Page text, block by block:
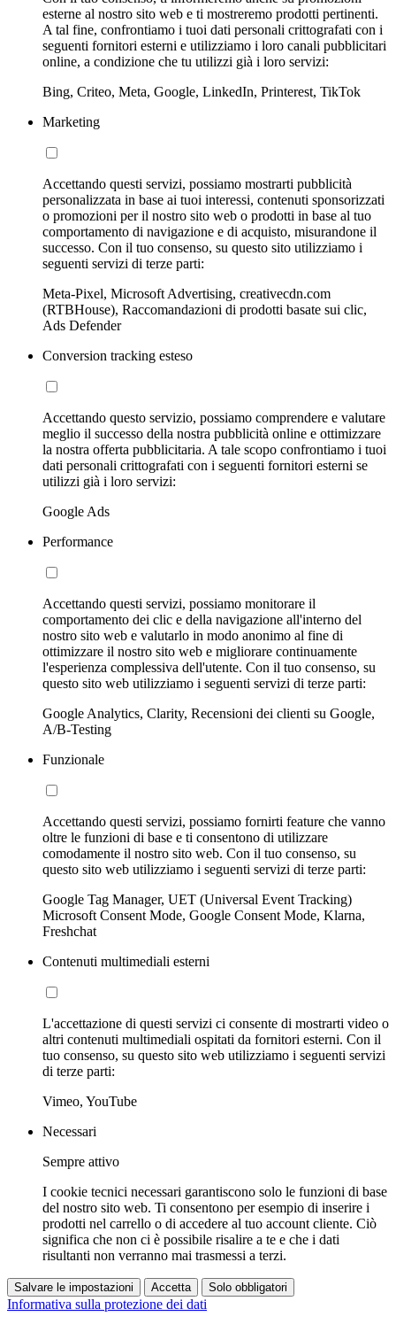
esterne al nostro sito web e ti mostreremo prodotti pertinenti.
A tal fine, confrontiamo i tuoi dati personali crittografati con i
seguenti fornitori esterni e utilizziamo i loro canali pubblicitari
online, a condizione che tu utilizzi già i loro servizi:
Bing, Criteo, Meta, Google, LinkedIn, Printerest, TikTok
Marketing
Accettando questi servizi, possiamo mostrarti pubblicità
personalizzata in base ai tuoi interessi, contenuti sponsorizzati
o promozioni per il nostro sito web o prodotti in base al tuo
comportamento di navigazione e di acquisto, misurandone il
successo. Con il tuo consenso, su questo sito utilizziamo i
seguenti servizi di terze parti:
Meta-Pixel, Microsoft Advertising, creativecdn.com
(RTBHouse), Raccomandazioni di prodotti basate sui clic,
Ads Defender
Conversion tracking esteso
Accettando questo servizio, possiamo comprendere e valutare
meglio il successo della nostra pubblicità online e ottimizzare
la nostra offerta pubblicitaria. A tale scopo confrontiamo i tuoi
dati personali crittografati con i seguenti fornitori esterni se
utilizzi già i loro servizi:
Google Ads
Performance
Accettando questi servizi, possiamo monitorare il
comportamento dei clic e della navigazione all'interno del
nostro sito web e valutarlo in modo anonimo al fine di
ottimizzare il nostro sito web e migliorare continuamente
l'esperienza complessiva dell'utente. Con il tuo consenso, su
questo sito web utilizziamo i seguenti servizi di terze parti:
Google Analytics, Clarity, Recensioni dei clienti su Google,
A/B-Testing
Funzionale
Accettando questi servizi, possiamo fornirti feature che vanno
oltre le funzioni di base e ti consentono di utilizzare
comodamente il nostro sito web. Con il tuo consenso, su
questo sito web utilizziamo i seguenti servizi di terze parti:
Google Tag Manager, UET (Universal Event Tracking)
Microsoft Consent Mode, Google Consent Mode, Klarna,
Freshchat
Contenuti multimediali esterni
L'accettazione di questi servizi ci consente di mostrarti video o
altri contenuti multimediali ospitati da fornitori esterni. Con il
tuo consenso, su questo sito web utilizziamo i seguenti servizi
di terze parti:
Vimeo, YouTube
Necessari
Sempre attivo
I cookie tecnici necessari garantiscono solo le funzioni di base
del nostro sito web. Ti consentono per esempio di inserire i
prodotti nel carrello o di accedere al tuo account cliente. Ciò
significa che non ci è possibile risalire a te e che i dati
risultanti non verranno mai trasmessi a terzi.
Salvare le impostazioni Accetta Solo obbligatori
Informativa sulla protezione dei dati